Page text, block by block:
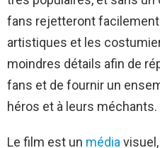
fans rejetteront
artistiques et les
moindres détails afin de
fans et de fournir un
héros et à leurs méchants.
Le film est un média